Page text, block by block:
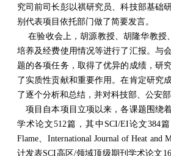
究司前司长彭以祺研究员、科技部基础
别代表项目依托部门做了简要发言。
在验收会上，胡源教授、胡隆华教授
培养及经费使用情况等进行了汇报。与
题的各项任务，取得了优异的成绩，研
了实质性贡献和重要作用。在肯定研究
了逐个分析和总结，并对科技部、公安
项目自本项目立项以来，各课题围绕
学术论文512篇，其中SCI/EI论文384
Flame、International Journal of Heat and
计发表SCI高区/领域顶级期刊学术论文